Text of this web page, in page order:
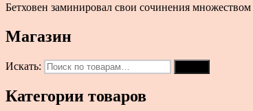
Бетховен заминировал свои сочинения
Магазин
Искать:
Категории товаров